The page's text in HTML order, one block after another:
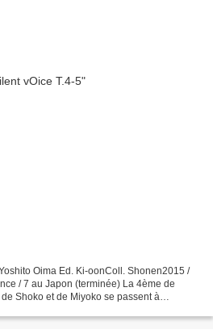
Oima Ed. Ki-oonColl. Shonen2015 /
/ 7 au Japon (terminée) La 4ème de
Shoko et de Miyoko se passent à